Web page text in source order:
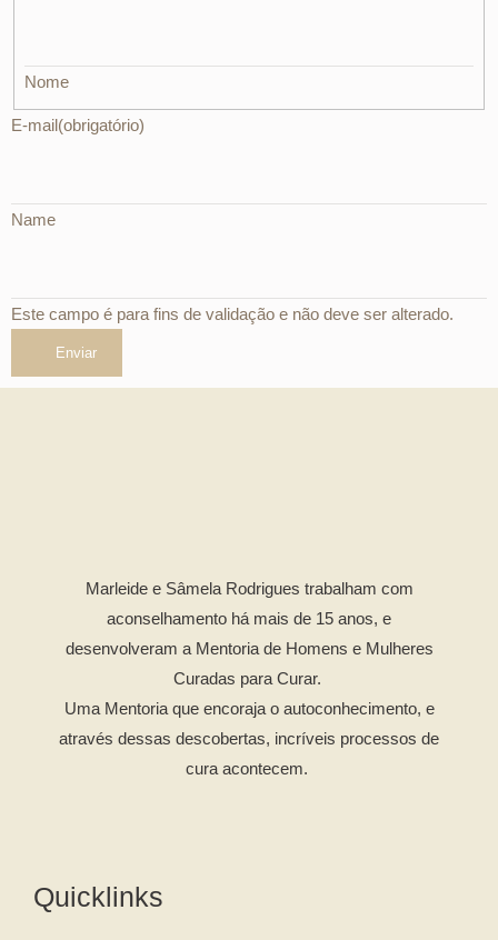
Nome
E-mail(obrigatório)
Name
Este campo é para fins de validação e não deve ser alterado.
Marleide e Sâmela Rodrigues trabalham com
aconselhamento há mais de 15 anos, e
desenvolveram a Mentoria de Homens e Mulheres
Curadas para Curar.
Uma Mentoria que encoraja o autoconhecimento, e
através dessas descobertas, incríveis processos de
cura acontecem.
Quicklinks